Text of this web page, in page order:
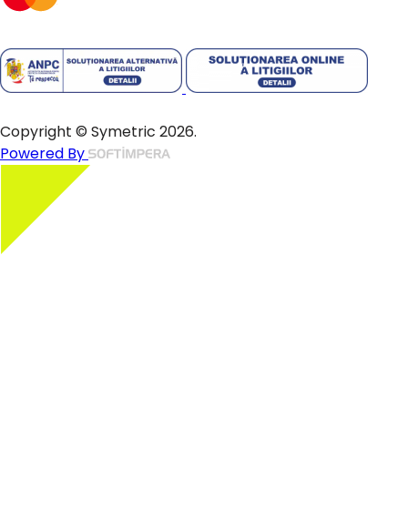
Copyright © Symetric 2026.
Powered By